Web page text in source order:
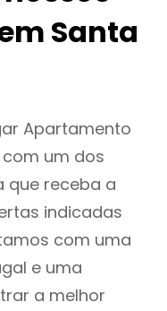
Santa
Apartamento
um dos
que receba a
indicadas
com uma
e uma
a melhor